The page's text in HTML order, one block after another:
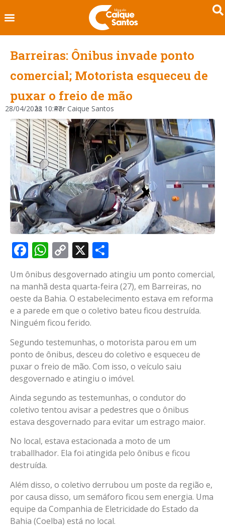
Barreiras: Ônibus invade ponto
comercial; Motorista esqueceu de
puxar o freio de mão
28/04/2022
às 10:47
Por Caique Santos
Facebook
WhatsApp
Copy
X
Um ônibus desgovernado atingiu um ponto comercial,
na manhã desta quarta-feira (27), em Barreiras, no
oeste da Bahia. O estabelecimento estava em reforma
e a parede em que o coletivo bateu ficou destruída.
Ninguém ficou ferido.
Segundo testemunhas, o motorista parou em um
ponto de ônibus, desceu do coletivo e esqueceu de
puxar o freio de mão. Com isso, o veículo saiu
desgovernado e atingiu o imóvel.
Ainda segundo as testemunhas, o condutor do
coletivo tentou avisar a pedestres que o ônibus
estava desgovernado para evitar um estrago maior.
No local, estava estacionada a moto de um
traballhador. Ela foi atingida pelo ônibus e ficou
destruída.
Além disso, o coletivo derrubou um poste da região e,
por causa disso, um semáforo ficou sem energia. Uma
equipe da Companhia de Eletricidade do Estado da
Bahia (Coelba) está no local.